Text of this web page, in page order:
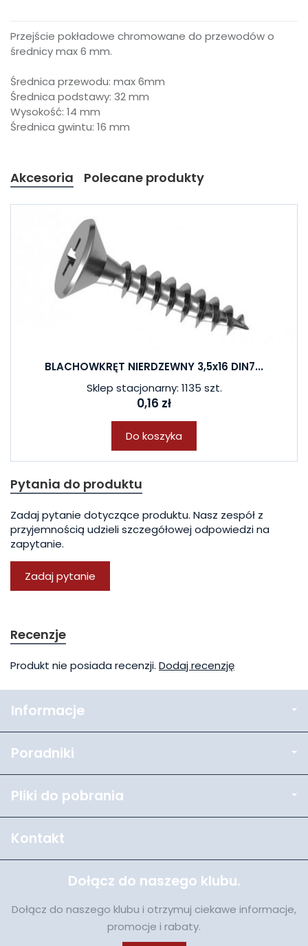
Przejście pokładowe chromowane do przewodów o
średnicy max 6 mm.
Średnica przewodu: max 6mm
Średnica podstawy: 32 mm
Wysokość: 14 mm
Średnica gwintu: 16 mm
Akcesoria Polecane produkty
BLACHOWKRĘT NIERDZEWNY 3,5x16 DIN7...
Sklep stacjonarny: 1135 szt.
0,16 zł
Do koszyka
Pytania do produktu
Zadaj pytanie dotyczące produktu. Nasz zespół z
przyjemnością udzieli szczegółowej odpowiedzi na
zapytanie.
Zadaj pytanie
Recenzje
Produkt nie posiada recenzji. Dodaj recenzję
Informacje
Poradniki
Pliki do pobrania
Kontakt
Dołącz do naszego klubu.
Dołącz do naszego klubu i otrzymuj ciekawe informacje,
promocje i rabaty.